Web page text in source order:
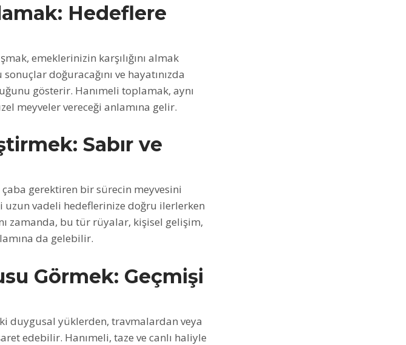
Hedeflere
emeklerinizin karşılığını almak
doğuracağını ve hayatınızda
gösterir. Hanımeli toplamak, aynı
meyveler vereceği anlamına gelir.
Sabır ve
gerektiren bir sürecin meyvesini
vadeli hedeflerinize doğru ilerlerken
zamanda, bu tür rüyalar, kişisel gelişim,
da gelebilir.
Görmek: Geçmişi
duygusal yüklerden, travmalardan veya
edebilir. Hanımeli, taze ve canlı haliyle